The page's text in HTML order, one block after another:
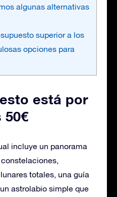
algunas alternativas
superior a los
opciones para
está por
50€
incluye un panorama
totales, una guía
astrolabio simple que